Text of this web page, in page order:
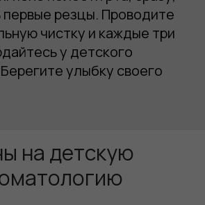
первые резцы. Проводите
чистку и каждые три
у детского
улыбку своего
на детскую